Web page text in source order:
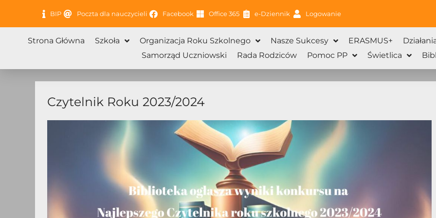
BIP Poczta dla nauczycieli Facebook Office 365 e-Dziennik Logowanie
Strona Główna Szkoła Organizacja Roku Szkolnego Nasze Sukcesy ERASMUS+
Samorząd Uczniowski
Rada Rodziców Pomoc PP Świetlica
Czytelnik Roku 2023/2024